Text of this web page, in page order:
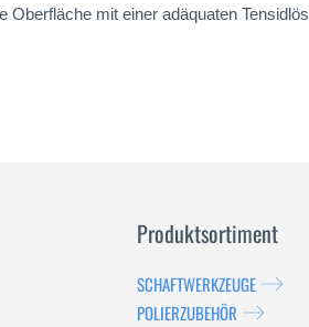
mit einer adäquaten
Produktsortiment
SCHAFTWERKZEUGE
POLIERZUBEHÖR